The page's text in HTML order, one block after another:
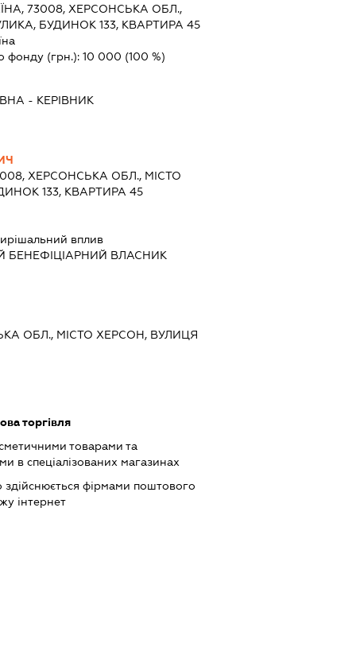
73008, ХЕРСОНСЬКА ОБЛ.,
БУДИНОК 133, КВАРТИРА 45
фонду (грн.): 10 000 (100 %)
- КЕРІВНИК
ХЕРСОНСЬКА ОБЛ., МІСТО
133, КВАРТИРА 45
вплив
БЕНЕФІЦІАРНИЙ ВЛАСНИК
ОБЛ., МІСТО ХЕРСОН, ВУЛИЦЯ
торгівля
товарами та
в спеціалізованих магазинах
здійснюється фірмами поштового
інтернет